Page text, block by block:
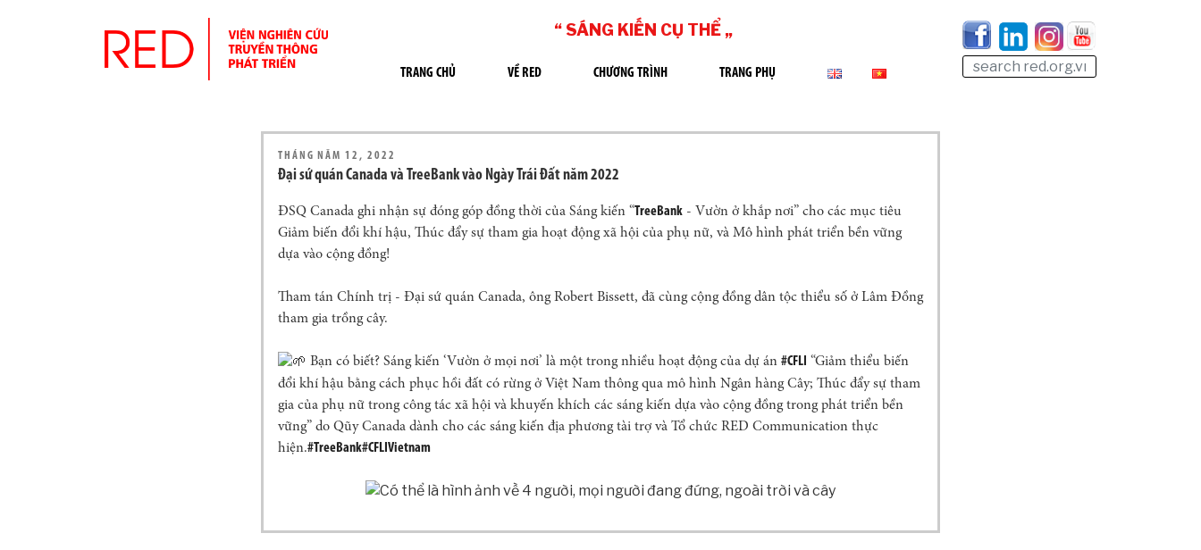
“ SÁNG KIẾN CỤ THỂ „
TRANG CHỦ VỀ RED CHƯƠNG TRÌNH TRANG PHỤ
THÁNG NĂM 12, 2022
Đại sứ quán Canada và TreeBank vào Ngày Trái Đất năm 2022
ĐSQ Canada ghi nhận sự đóng góp đồng thời của Sáng kiến “TreeBank- Vườn ở khắp nơi” cho các mục tiêu
Giảm biến đổi khí hậu, Thúc đẩy sự tham gia hoạt động xã hội của phụ nữ, và Mô hình phát triển bền vững
dựa vào cộng đồng!
Tham tán Chính trị - Đại sứ quán Canada, ông Robert Bissett, đã cùng cộng đồng dân tộc thiểu số ở Lâm Đồng
tham gia trồng cây.
Bạn có biết? Sáng kiến ​​‘Vườn ở mọi nơi’ là một trong nhiều hoạt động của dự án #CFLI “Giảm thiểu biến
đổi khí hậu bằng cách phục hồi đất có rừng ở Việt Nam thông qua mô hình Ngân hàng Cây; Thúc đẩy sự tham
gia của phụ nữ trong công tác xã hội và khuyến khích các sáng kiến ​​dựa vào cộng đồng trong phát triển bền
vững” do Qũy Canada dành cho các sáng kiến địa phương tài trợ và Tổ chức RED Communication thực
hiện.#TreeBank#CFLIVietnam